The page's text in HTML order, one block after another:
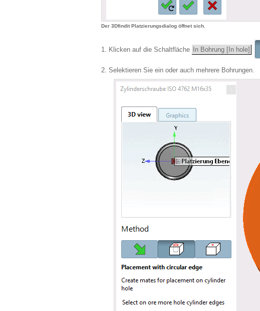
Der 3Dfindit Platzierungsdialog öffnet sich.
Klicken auf die Schaltfläche In Bohrung [In hole]
Selektieren Sie ein oder auch mehrere Bohrungen.